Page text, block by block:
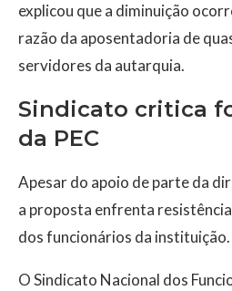
explicou que a diminuição
razão da aposentadoria de
servidores da autarquia.
Sindicato critica
da PEC
Apesar do apoio de parte da
a proposta enfrenta
dos funcionários da instituição.
O Sindicato Nacional dos